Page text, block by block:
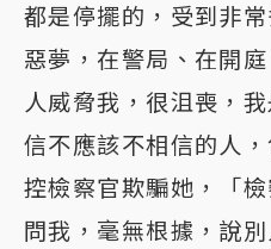
都是停擺的，受到非
惡夢，在警局、在開
人威脅我，很沮喪，
信不應該不相信的人
控檢察官欺騙她，「
問我，毫無根據，說